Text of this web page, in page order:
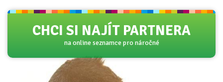
CHCI SI NAJÍT PARTNERA
na online seznamce pro náročné